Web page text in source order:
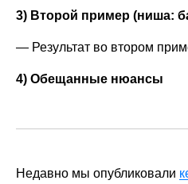
3) Второй пример (ниша:
— Результат во втором
4) Обещанные нюансы
Недавно мы опубликовали